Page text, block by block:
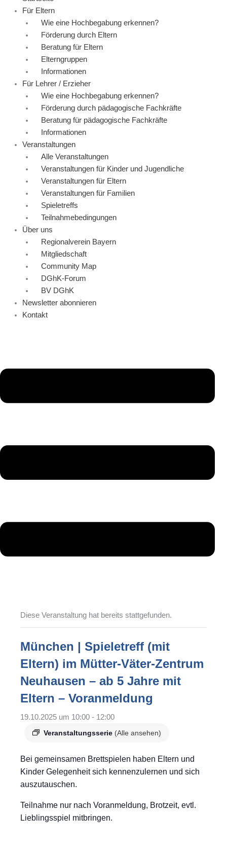
Für Eltern
Wie eine Hochbegabung erkennen?
Förderung durch Eltern
Beratung für Eltern
Elterngruppen
Informationen
Für Lehrer / Erzieher
Wie eine Hochbegabung erkennen?
Förderung durch pädagogische Fachkräfte
Beratung für pädagogische Fachkräfte
Informationen
Veranstaltungen
Alle Veranstaltungen
Veranstaltungen für Kinder und Jugendliche
Veranstaltungen für Eltern
Veranstaltungen für Familien
Spieletreffs
Teilnahmebedingungen
Über uns
Regionalverein Bayern
Mitgliedschaft
Community Map
DGhK-Forum
BV DGhK
Newsletter abonnieren
Kontakt
Diese Veranstaltung hat bereits stattgefunden.
München | Spieletreff (mit
Eltern) im Mütter-Väter-Zentrum
Neuhausen – ab 5 Jahre mit
Eltern – Voranmeldung
19.10.2025 um 10:00 - 12:00
Veranstaltungsserie (Alle ansehen)
Bei gemeinsamen Brettspielen haben Eltern und
Kinder Gelegenheit sich kennenzulernen und sich
auszutauschen.
Teilnahme nur nach Voranmeldung, Brotzeit, evtl.
Lieblingsspiel mitbringen.